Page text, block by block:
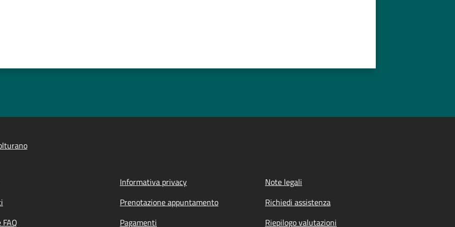
Informativa privacy
Note legali
Prenotazione appuntamento
Richiedi assistenza
Pagamenti Riepilogo valutazioni